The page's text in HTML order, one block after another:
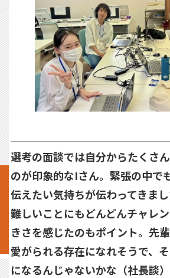
選考の面談では自分からたくさ
のが印象的なIさん。緊張の中で
伝えたい気持ちが伝わってきま
難しいことにもどんどんチャレ
きさを感じたのもポイント。先
愛がられる存在になれそうで、
になるんじゃないかな（社長談）